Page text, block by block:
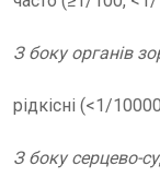
З боку органів
рідкісні (<1/
З боку серцево-